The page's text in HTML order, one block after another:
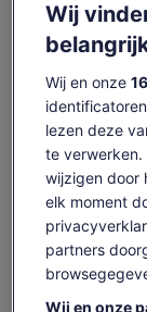
De
prijs
is
€ 354
per
volwassene
€ 354
inclusief
per volwassene
Content
door
Wat is
Een
en
Wij
Wij en onze 16
lezen deze
te
wijzigen door
elk moment
partners
Wij en onze